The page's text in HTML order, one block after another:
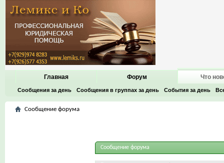
Главная Форум Что
Сообщения за день Сообщения в группах за день События за день
Сообщение форума
Сообщение форума